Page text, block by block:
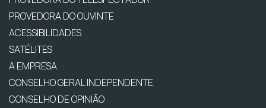
PROVEDORA DO OUVINTE
ACESSIBILIDADES
SATÉLITES
A EMPRESA
CONSELHO GERAL INDEPENDENTE
CONSELHO DE OPINIÃO